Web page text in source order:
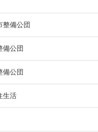
整備公団
備公団
備公団
生活